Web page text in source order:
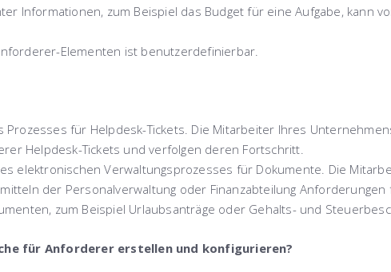
Informationen, zum Beispiel das Budget für eine Aufgabe, kann
Elementen ist benutzerdefinierbar.
Prozesses für Helpdesk-Tickets. Die Mitarbeiter Ihres
Helpdesk-Tickets und verfolgen deren Fortschritt.
elektronischen Verwaltungsprozesses für Dokumente. Die
der Personalverwaltung oder Finanzabteilung Anforderungen
zum Beispiel Urlaubsanträge oder Gehalts- und
für Anforderer erstellen und konfigurieren?